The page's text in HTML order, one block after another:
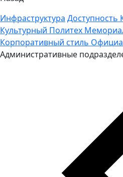
Инфраструктура Доступность
Культурный Политех
Корпоративный стиль
Административные